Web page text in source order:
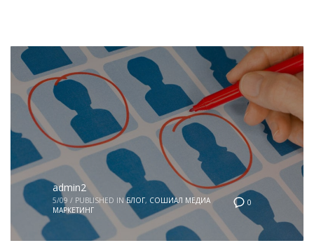
0
admin2
5/09 / PUBLISHED IN БЛОГ, СОШИАЛ МЕДИА
МАРКЕТИНГ